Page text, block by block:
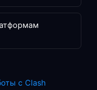
с Clash